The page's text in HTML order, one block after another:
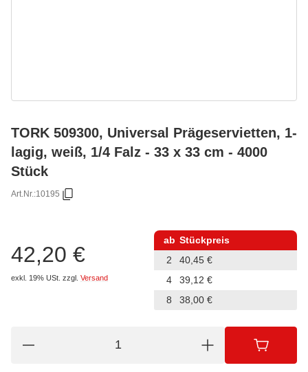
TORK 509300, Universal Prägeservietten, 1-
lagig, weiß, 1/4 Falz - 33 x 33 cm - 4000
Stück
Art.Nr.:10195
42,20 €
exkl. 19% USt. zzgl. Versand
ab Stückpreis
2
40,45 €
4
39,12 €
8
38,00 €